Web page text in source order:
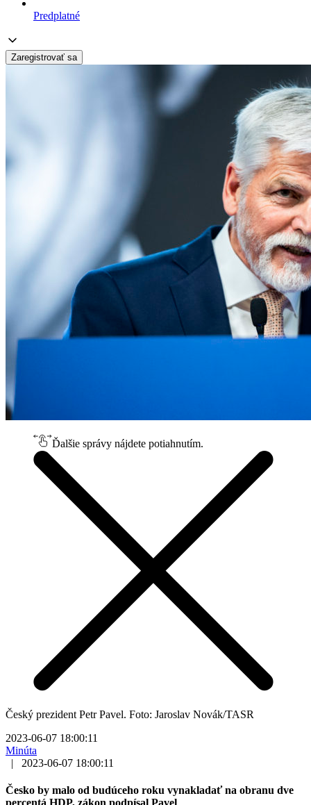
Predplatné
Zaregistrovať sa
Ďalšie správy nájdete potiahnutím.
Český prezident Petr Pavel. Foto: Jaroslav Novák/TASR
2023-06-07 18:00:11
Minúta
|
2023-06-07 18:00:11
Česko by malo od budúceho roku vynakladať na obranu dve